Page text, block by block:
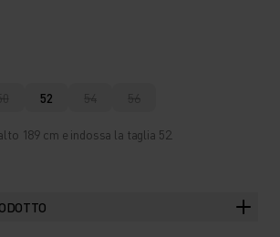
50 52 54 56
189 cm e indossa la taglia 52.